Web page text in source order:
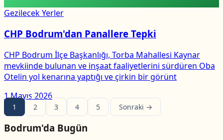
Gezilecek Yerler
CHP Bodrum'dan Panallere Tepki
CHP Bodrum İlçe Başkanlığı, Torba Mahallesi Kaynar
mevkiinde bulunan ve inşaat faaliyetlerini sürdüren Oba
Otelin yol kenarına yaptığı ve çirkin bir görünt
1 Mayıs 2026
1 2 3 4 5 Sonraki →
Bodrum'da Bugün